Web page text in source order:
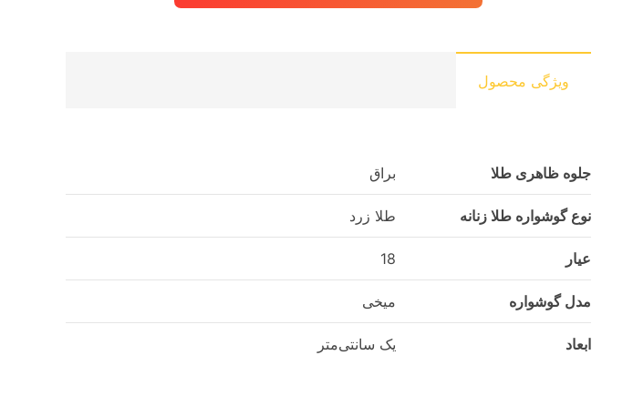
ویژگی محصول
جلوه ظاهری طلا براق
نوع گوشواره طلا زنانه طلا زرد
عیار 18
مدل گوشواره میخی
ابعاد یک سانتی‌متر